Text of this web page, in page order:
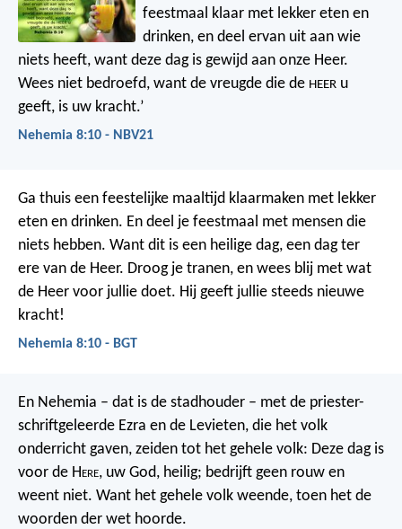
feestmaal klaar met lekker eten en
drinken, en deel ervan uit aan wie
niets heeft, want deze dag is gewijd aan onze Heer.
Wees niet bedroefd, want de vreugde die de HEER u
geeft, is uw kracht.’
Nehemia 8:10 - NBV21
Ga thuis een feestelijke maaltijd klaarmaken met lekker
eten en drinken. En deel je feestmaal met mensen die
niets hebben. Want dit is een heilige dag, een dag ter
ere van de Heer. Droog je tranen, en wees blij met wat
de Heer voor jullie doet. Hij geeft jullie steeds nieuwe
kracht!
Nehemia 8:10 - BGT
En Nehemia – dat is de stadhouder – met de priester-
schriftgeleerde Ezra en de Levieten, die het volk
onderricht gaven, zeiden tot het gehele volk: Deze dag is
voor de Here, uw God, heilig; bedrijft geen rouw en
weent niet. Want het gehele volk weende, toen het de
woorden der wet hoorde.